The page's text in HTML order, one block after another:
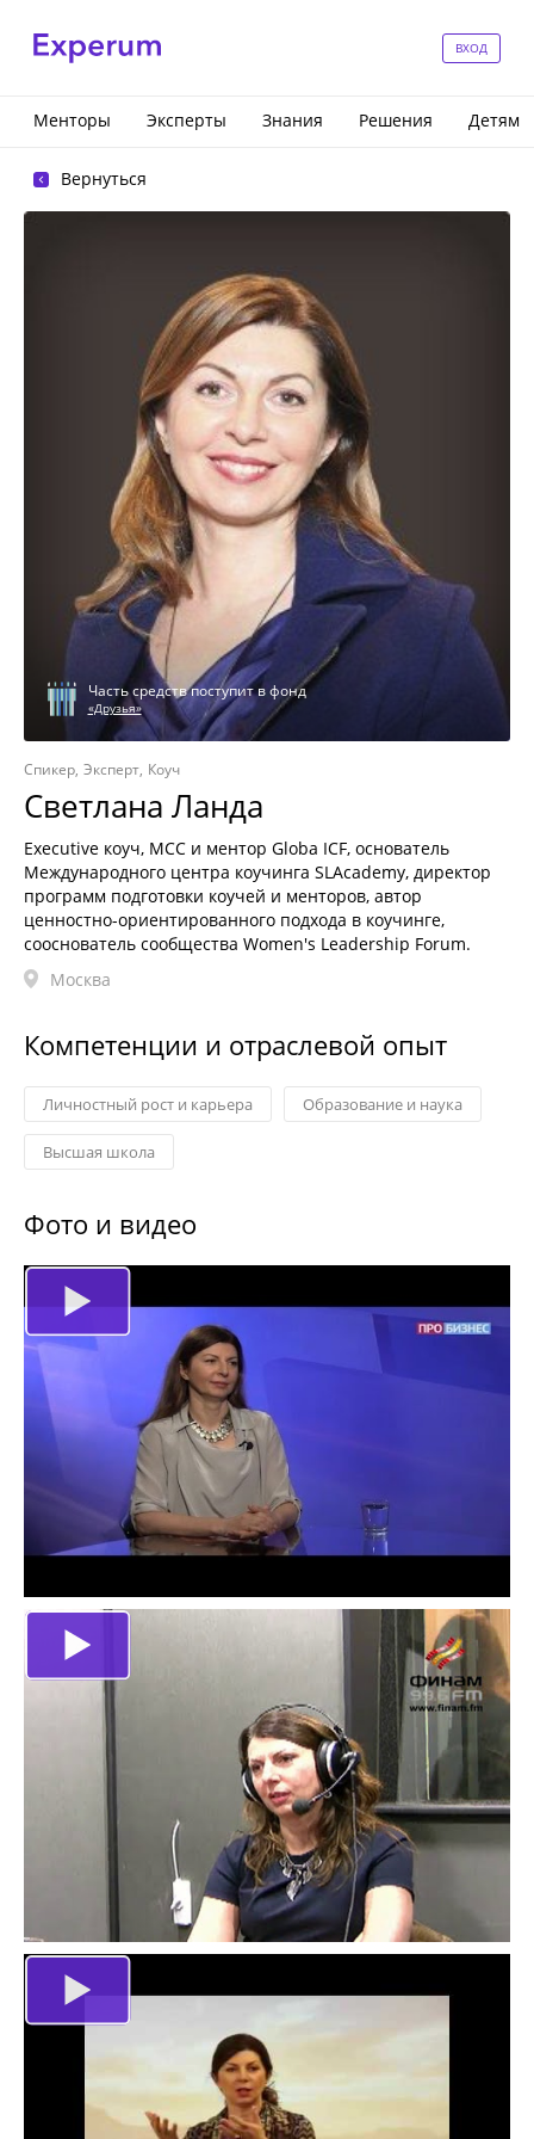
ВХОД
Менторы Эксперты Знания Решения Детям
Вернуться
Часть средств поступит в фонд
«Друзья»
Спикер Эксперт Коуч
Светлана Ланда
Executive коуч, MCC и ментор Globa ICF, основатель
Международного центра коучинга SLAcademy, директор
программ подготовки коучей и менторов, автор
ценностно-ориентированного подхода в коучинге,
сооснователь сообщества Women's Leadership Forum.
Москва
Компетенции и отраслевой опыт
Личностный рост и карьера Образование и наука
Высшая школа
Фото и видео